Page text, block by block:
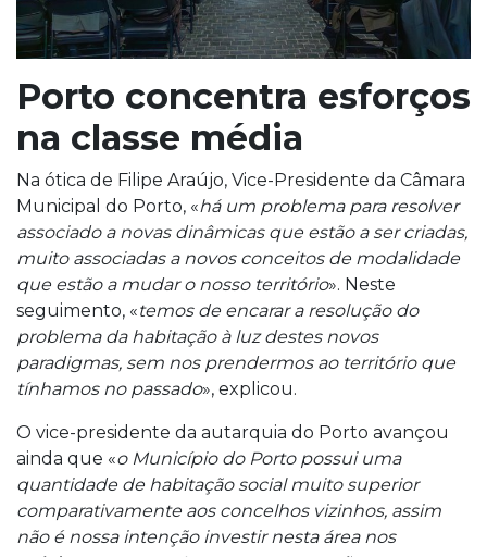
Porto concentra esforços
na classe média
Na ótica de Filipe Araújo, Vice-Presidente da Câmara
Municipal do Porto, «há um problema para resolver
associado a novas dinâmicas que estão a ser criadas,
muito associadas a novos conceitos de modalidade
que estão a mudar o nosso território». Neste
seguimento, «temos de encarar a resolução do
problema da habitação à luz destes novos
paradigmas, sem nos prendermos ao território que
tínhamos no passado», explicou.
O vice-presidente da autarquia do Porto avançou
ainda que «o Município do Porto possui uma
quantidade de habitação social muito superior
comparativamente aos concelhos vizinhos, assim
não é nossa intenção investir nesta área nos